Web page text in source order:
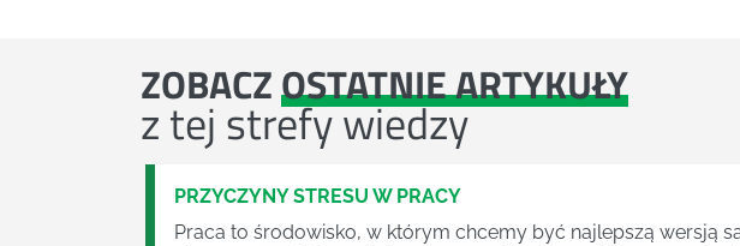
ZOBACZOSTATNIE ARTYKUŁY
z tej strefy wiedzy
PRZYCZYNY STRESU W PRACY
Praca to środowisko, w którym chcemy być najlepszą wersją